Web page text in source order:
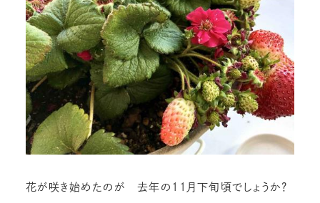
花が咲き始めたのが 去年の11月下旬頃でしょうか？